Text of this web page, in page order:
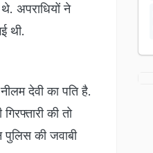
अपराधियों ने
थी.
देवी का पति है.
की तो
पुलिस की जवाबी